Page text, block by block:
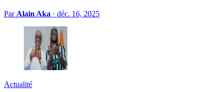
Par Alain Aka · déc. 16, 2025
Actualité